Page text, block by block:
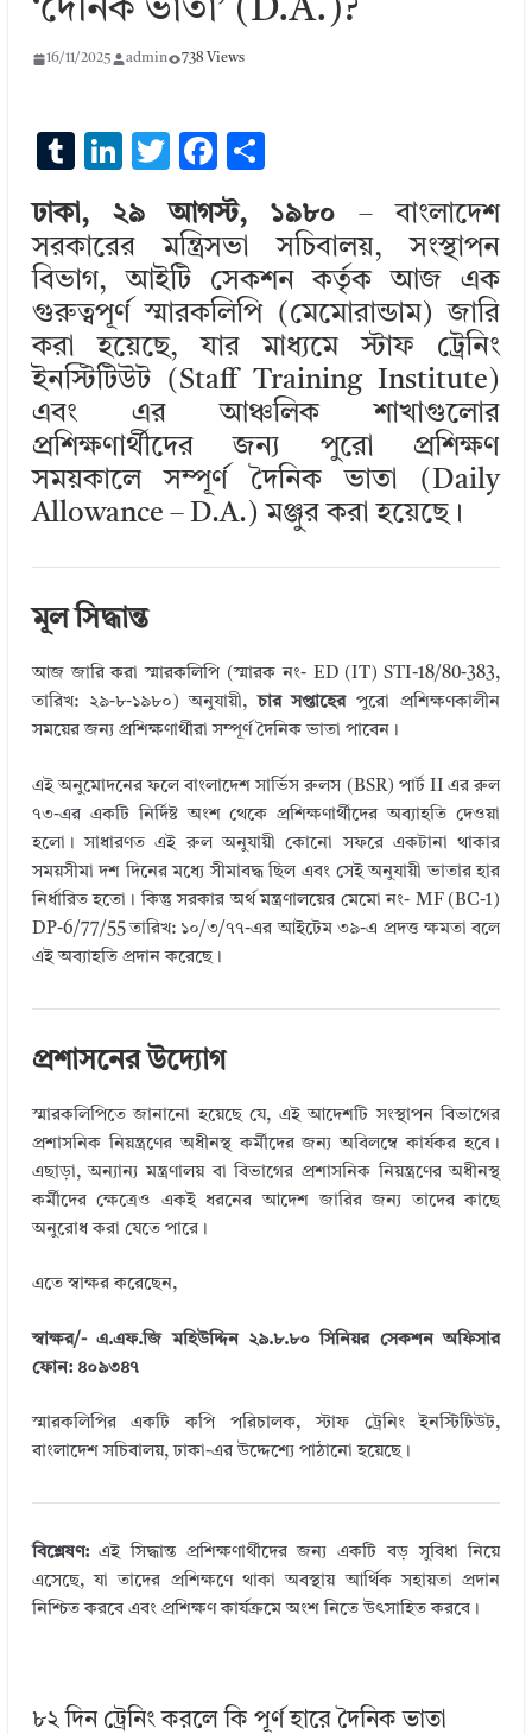
‘দৈনিক ভাতা’ (D.A.)?
16/11/2025 admin 738 Views
T
m
bl
r
Li
k
e
dI
n
T
it
te
r
F
ac
e
b
o
o
k
ar
e
ঢাকা, ২৯ আগস্ট, ১৯৮০ – বাংলাদেশ
সরকারের মন্ত্রিসভা সচিবালয়, সংস্থাপন
বিভাগ, আইটি সেকশন কর্তৃক আজ এক
গুরুত্বপূর্ণ স্মারকলিপি (মেমোরান্ডাম) জারি
করা হয়েছে, যার মাধ্যমে স্টাফ ট্রেনিং
ইনস্টিটিউট (Staff Training Institute)
এবং এর আঞ্চলিক শাখাগুলোর
প্রশিক্ষণার্থীদের জন্য পুরো প্রশিক্ষণ
সময়কালে সম্পূর্ণ দৈনিক ভাতা (Daily
Allowance – D.A.) মঞ্জুর করা হয়েছে।
মূল সিদ্ধান্ত
আজ জারি করা স্মারকলিপি (স্মারক নং- ED (IT) STI-18/80-383,
তারিখ: ২৯-৮-১৯৮০) অনুযায়ী,চার সপ্তাহেরপুরো প্রশিক্ষণকালীন
সময়ের জন্য প্রশিক্ষণার্থীরা সম্পূর্ণ দৈনিক ভাতা পাবেন।
এই অনুমোদনের ফলে বাংলাদেশ সার্ভিস রুলস (BSR) পার্ট II এর রুল
৭৩-এর একটি নির্দিষ্ট অংশ থেকে প্রশিক্ষণার্থীদের অব্যাহতি দেওয়া
হলো। সাধারণত এই রুল অনুযায়ী কোনো সফরে একটানা থাকার
সময়সীমা দশ দিনের মধ্যে সীমাবদ্ধ ছিল এবং সেই অনুযায়ী ভাতার হার
নির্ধারিত হতো। কিন্তু সরকার অর্থ মন্ত্রণালয়ের মেমো নং- MF (BC-1)
DP-6/77/55 তারিখ: ১০/৩/৭৭-এর আইটেম ৩৯-এ প্রদত্ত ক্ষমতা বলে
এই অব্যাহতি প্রদান করেছে।
প্রশাসনের উদ্যোগ
স্মারকলিপিতে জানানো হয়েছে যে, এই আদেশটি সংস্থাপন বিভাগের
প্রশাসনিক নিয়ন্ত্রণের অধীনস্থ কর্মীদের জন্য অবিলম্বে কার্যকর হবে।
এছাড়া, অন্যান্য মন্ত্রণালয় বা বিভাগের প্রশাসনিক নিয়ন্ত্রণের অধীনস্থ
কর্মীদের ক্ষেত্রেও একই ধরনের আদেশ জারির জন্য তাদের কাছে
অনুরোধ করা যেতে পারে।
এতে স্বাক্ষর করেছেন,
স্বাক্ষর/- এ.এফ.জি মহিউদ্দিন ২৯.৮.৮০ সিনিয়র সেকশন অফিসার
ফোন: ৪০৯৩৪৭
স্মারকলিপির একটি কপি পরিচালক, স্টাফ ট্রেনিং ইনস্টিটিউট,
বাংলাদেশ সচিবালয়, ঢাকা-এর উদ্দেশ্যে পাঠানো হয়েছে।
বিশ্লেষণ:এই সিদ্ধান্ত প্রশিক্ষণার্থীদের জন্য একটি বড় সুবিধা নিয়ে
এসেছে, যা তাদের প্রশিক্ষণে থাকা অবস্থায় আর্থিক সহায়তা প্রদান
নিশ্চিত করবে এবং প্রশিক্ষণ কার্যক্রমে অংশ নিতে উৎসাহিত করবে।
৮২ দিন ট্রেনিং করলে কি পূর্ণ হারে দৈনিক ভাতা